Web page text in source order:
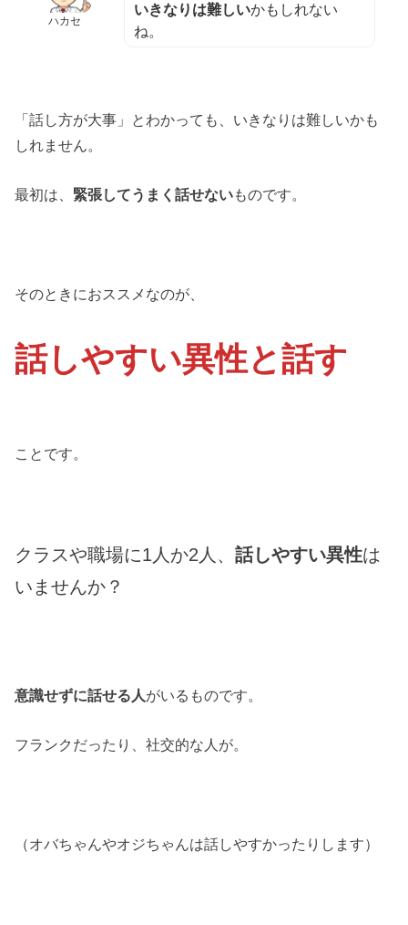
ハカセ
いきなりは難しいかもしれない
ね。
「話し方が大事」とわかっても、いきなりは難しいかも
しれません。
最初は、 緊張してうまく話せないものです。
そのときにおススメなのが、
話しやすい異性と話す
ことです。
クラスや職場に1人か2人、話しやすい異性は
いませんか？
意識せずに話せる人がいるものです。
フランクだったり、社交的な人が。
（オバちゃんやオジちゃんは話しやすかったりします）